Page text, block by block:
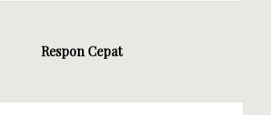
Respon Cepat